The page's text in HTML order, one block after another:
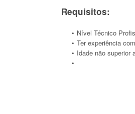
Requisitos:
Nível Técnico
Ter experiência
Idade não superior